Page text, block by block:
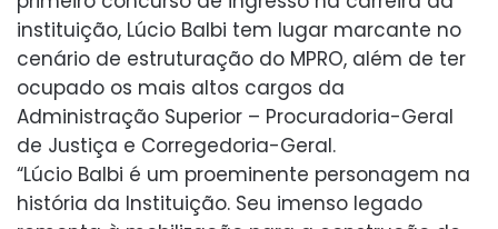
instituição, Lúcio Balbi tem lugar marcante no
cenário de estruturação do MPRO, além de ter
ocupado os mais altos cargos da
Administração Superior – Procuradoria-Geral
de Justiça e Corregedoria-Geral.
“Lúcio Balbi é um proeminente personagem na
história da Instituição. Seu imenso legado